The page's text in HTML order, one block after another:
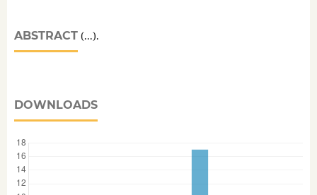
ABSTRACT(...).
DOWNLOADS